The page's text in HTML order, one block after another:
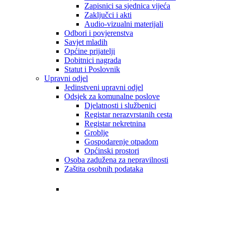
Zapisnici sa sjednica vijeća
Zaključci i akti
Audio-vizualni materijali
Odbori i povjerenstva
Savjet mladih
Općine prijatelji
Dobitnici nagrada
Statut i Poslovnik
Upravni odjel
Jedinstveni upravni odjel
Odsjek za komunalne poslove
Djelatnosti i službenici
Registar nerazvrstanih cesta
Registar nekretnina
Groblje
Gospodarenje otpadom
Općinski prostori
Osoba zadužena za nepravilnosti
Zaštita osobnih podataka